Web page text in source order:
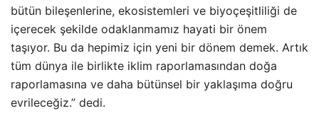
bütün bileşenlerine, ekosistemleri ve biyoçeşitliliği de
içerecek şekilde odaklanmamız hayati bir önem
taşıyor. Bu da hepimiz için yeni bir dönem demek. Artık
tüm dünya ile birlikte iklim raporlamasından doğa
raporlamasına ve daha bütünsel bir yaklaşıma doğru
evrileceğiz.” dedi.